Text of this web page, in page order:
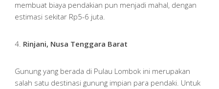
membuat biaya pendakian pun menjadi mahal, dengan
estimasi sekitar Rp5-6 juta.
4. Rinjani, Nusa Tenggara Barat
Gunung yang berada di Pulau Lombok ini merupakan
salah satu destinasi gunung impian para pendaki. Untuk